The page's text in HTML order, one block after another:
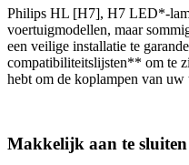
Philips HL [H7], H7 LED*-
voertuigmodellen, maar
een veilige installatie te
compatibiliteitslijsten** om te
hebt om de koplampen van
Makkelijk aan te sluiten